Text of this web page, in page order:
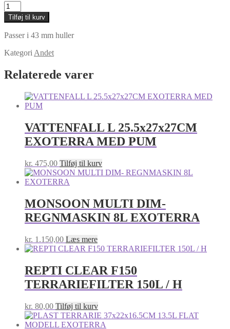
Udluftningsrist
43mm
Klar
antal
Tilføj til kurv
Passer i 43 mm huller
KategoriAndet
Relaterede varer
VATTENFALL L 25.5x27x27CM
EXOTERRA MED PUM
kr. 475,00 Tilføj til kurv
MONSOON MULTI DIM-
REGNMASKIN 8L EXOTERRA
kr. 1.150,00 Læs mere
REPTI CLEAR F150
TERRARIEFILTER 150L / H
kr. 80,00 Tilføj til kurv